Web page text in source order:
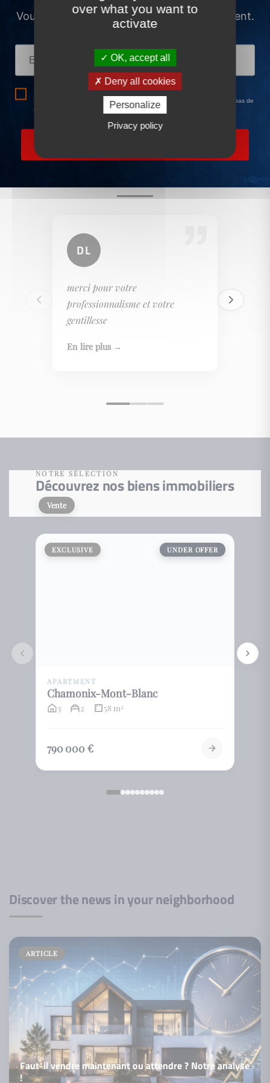
Ce que nos clients disent de
DL
merci pour votre
professionnalisme et votre
gentillesse
En lire plus →
NOTRE SÉLECTION
Découvrez nos biens immobiliers
Vente
EXCLUSIVE UNDER OFFER
APARTMENT
Chamonix-Mont-Blanc
3 2 58 m2
790 000 €
Discover the news in your neighborhood
ARTICLE
Faut-il vendre maintenant ou attendre ? Notre analyse
!
over what you want to
activate
OK, accept all
Deny all cookies
Personalize
Privacy policy